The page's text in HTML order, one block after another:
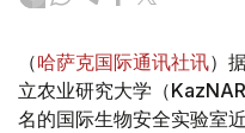
（哈萨克国际通讯社讯）
立农业研究大学（
名的国际生物安全实验室